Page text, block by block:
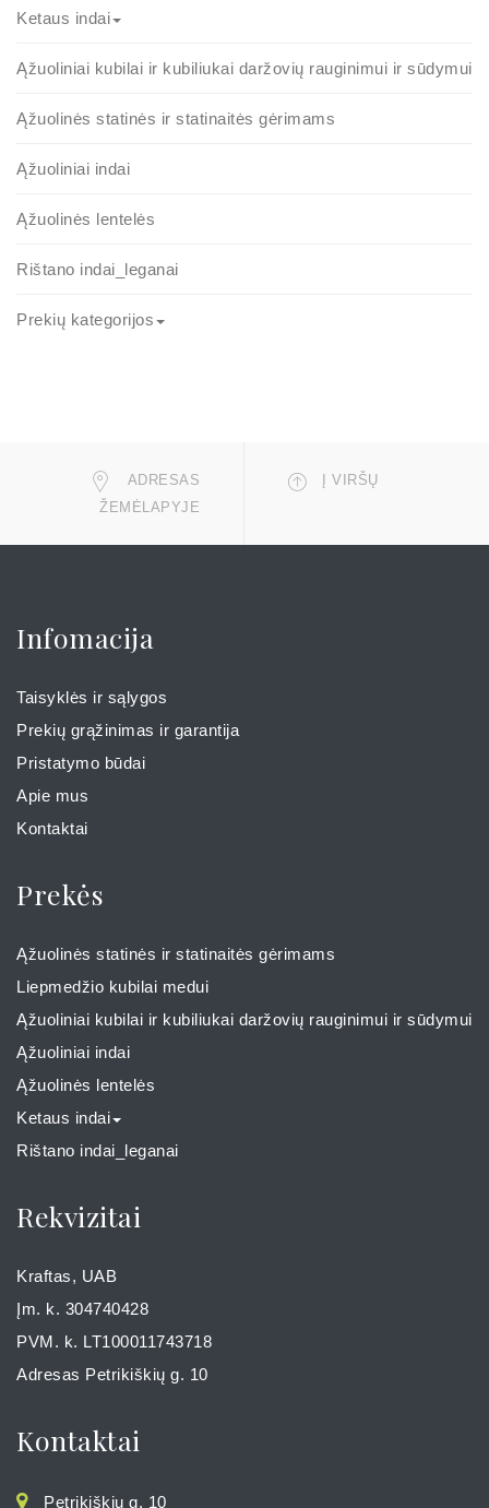
Ketaus indai
Ąžuoliniai kubilai ir kubiliukai daržovių rauginimui ir sūdymui
Ąžuolinės statinės ir statinaitės gėrimams
Ąžuoliniai indai
Ąžuolinės lentelės
Rištano indai_leganai
Prekių kategorijos
ADRESAS
ŽEMĖLAPYJE
Į VIRŠŲ
Infomacija
Taisyklės ir sąlygos
Prekių grąžinimas ir garantija
Pristatymo būdai
Apie mus
Kontaktai
Prekės
Ąžuolinės statinės ir statinaitės gėrimams
Liepmedžio kubilai medui
Ąžuoliniai kubilai ir kubiliukai daržovių rauginimui ir sūdymui
Ąžuoliniai indai
Ąžuolinės lentelės
Ketaus indai
Rištano indai_leganai
Rekvizitai
Kraftas, UAB
Įm. k. 304740428
PVM. k. LT100011743718
Adresas Petrikiškių g. 10
Kontaktai
Petrikiškių g. 10